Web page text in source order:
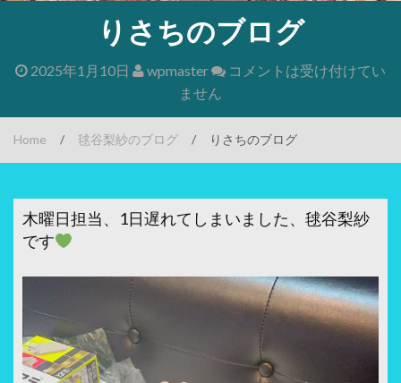
りさちのブログ
2025年1月10日 wpmaster
コメントは受け付けてい
ません
Home / 毬谷梨紗のブログ / りさちのブログ
木曜日担当、1日遅れてしまいました、毬谷梨紗
です